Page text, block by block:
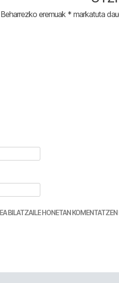
Beharrezko eremuak * markatuta
BILATZAILE HONETAN